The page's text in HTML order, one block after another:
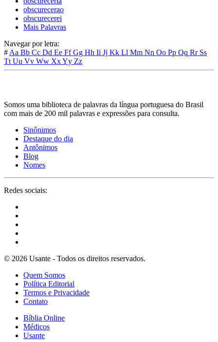
obscurecerao
obscurecerei
Mais Palavras
Navegar por letra:
# Aa Bb Cc Dd Ee FfGg Hh Ii Jj Kk Ll Mm Nn Oo Pp Qq Rr Ss
Tt Uu Vv Ww XxYy Zz
Somos uma biblioteca de palavras da língua portuguesa do Brasil
com mais de 200 mil palavras e expressões para consulta.
Sinônimos
Destaque do dia
Antônimos
Blog
Nomes
Redes sociais:
© 2026 Usante - Todos os direitos reservados.
Quem Somos
Política Editorial
Termos e Privacidade
Contato
Bíblia Online
Médicos
Usante